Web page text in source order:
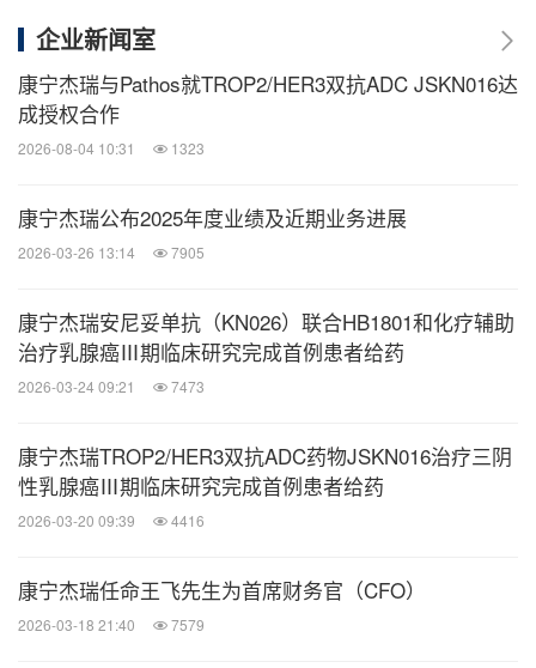
局阶段的生物医药公司，秉承“帮助肿瘤患者活得更
久更好”的理念，针对肿瘤治疗慢病化的未来趋势，
专注为全球癌症患者开发差异化的新一代肿瘤免疫治
疗药物，延长肿瘤患者的生存时间，改善患者生活品
化学药物，并拥有一支具有国际化新药研发、注册和
商业化运营能力的团队。
更多信息请访问：www.3d-medicines.com
先声药业（2096.HK）是一家研发驱动、快速向创新
转型的中国制药百强企业，获科技部批准建设“转化
中枢神经和自身免疫三大疾病领域，致力于让患者早
企业新闻室
康宁杰瑞与Pathos就TROP2/HER3双抗ADC JSKN016达
成授权合作
2026-08-04 10:31 1323
康宁杰瑞公布2025年度业绩及近期业务进展
2026-03-26 13:14 7905
康宁杰瑞安尼妥单抗（KN026）联合HB1801和化疗辅助
治疗乳腺癌Ⅲ期临床研究完成首例患者给药
2026-03-24 09:21 7473
康宁杰瑞TROP2/HER3双抗ADC药物JSKN016治疗三阴
性乳腺癌Ⅲ期临床研究完成首例患者给药
2026-03-20 09:39 4416
康宁杰瑞任命王飞先生为首席财务官（CFO）
2026-03-18 21:40 7579